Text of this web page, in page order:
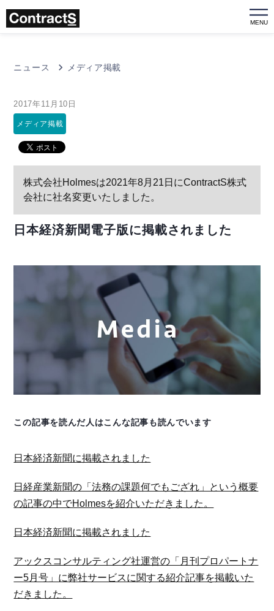
MENU
ニュース メディア掲載
2017年11月10日
メディア掲載
株式会社Holmesは2021年8月21日にContractS株式
会社に社名変更いたしました。
日本経済新聞電子版に掲載されました
この記事を読んだ人はこんな記事も読んでいます
日本経済新聞に掲載されました
日経産業新聞の「法務の課題何でもござれ」という概要
の記事の中でHolmesを紹介いただきました。
日本経済新聞に掲載されました
アックスコンサルティング社運営の「月刊プロパートナ
ー5月号」に弊社サービスに関する紹介記事を掲載いた
だきました。